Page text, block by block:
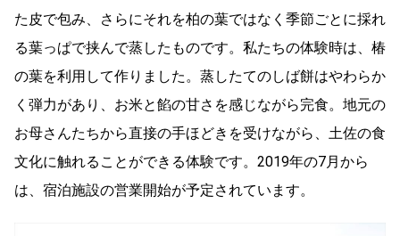
た皮で包み、さらにそれを柏の葉ではなく季節ごとに採れ
る葉っぱで挟んで蒸したものです。私たちの体験時は、椿
の葉を利用して作りました。蒸したてのしば餅はやわらか
く弾力があり、お米と餡の甘さを感じながら完食。地元の
お母さんたちから直接の手ほどきを受けながら、土佐の食
文化に触れることができる体験です。2019年の7月から
は、宿泊施設の営業開始が予定されています。